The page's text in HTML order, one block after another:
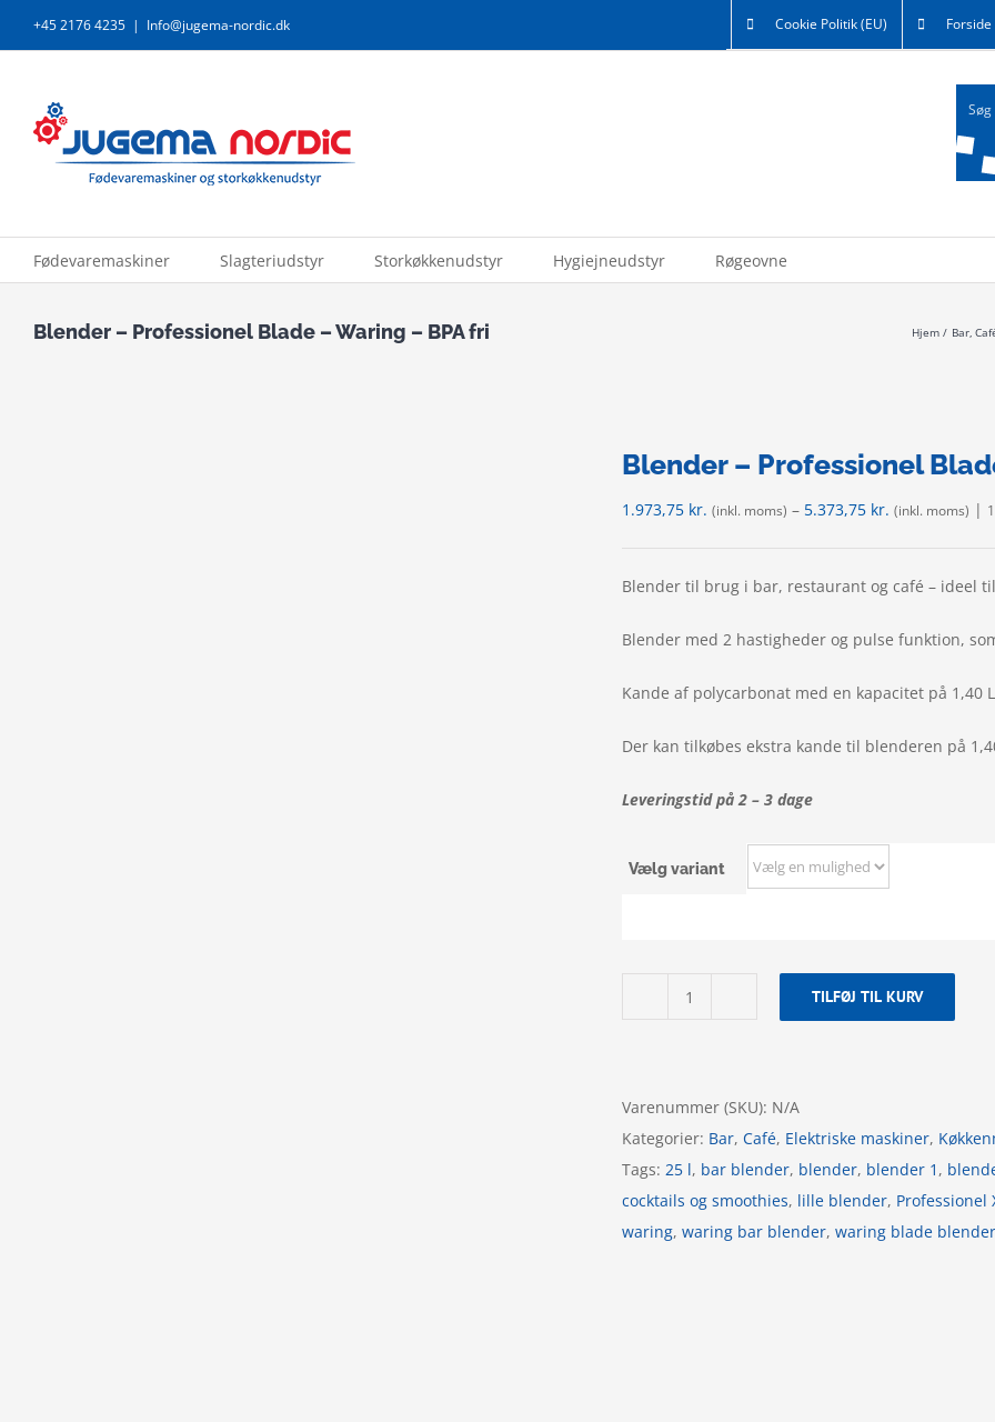
to
+45 2176 4235 | Info@jugema-nordic.dk Cookie Politik (EU) Forside
Fødevaremaskiner Slagteriudstyr Storkøkkenudstyr Hygiejneudstyr Røgeovne
Blender – Professionel Blade – Waring – BPA fri Hjem Bar
Blender – Professionel
1.973,75 kr. (inkl. moms) – 5.373,75 kr. (inkl. moms) |
Blender til brug i bar, restaurant og café – ideel
Blender med 2 hastigheder og pulse funktion,
Kande af polycarbonat med en kapacitet på 1,40
Der kan tilkøbes ekstra kande til blenderen på
Leveringstid på 2 – 3 dage
Vælg variant
Blender
Blade
-
Waring
-
BPA
TILFØJ TIL KURV
Varenummer (SKU): N/A
Kategorier: Bar, Café, Elektriske maskiner,
Tags: 25 l, bar blender, blender, blender 1 ,
cocktails og smoothies, lille blender, Professionel
waring, waring bar blender, waring blade blender